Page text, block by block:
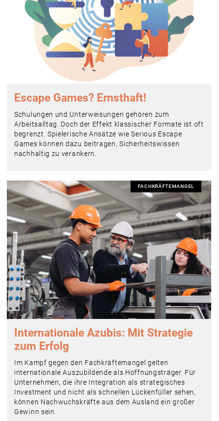
Escape Games? Ernsthaft!
Schulungen und Unterweisungen gehören zum
Arbeitsalltag. Doch der Effekt klassischer Formate ist oft
begrenzt. Spielerische Ansätze wie Serious Escape
Games können dazu beitragen, Sicherheitswissen
nachhaltig zu verankern.
FACHKRÄFTEMANGEL
Internationale Azubis: Mit Strategie
zum Erfolg
Im Kampf gegen den Fachkräftemangel gelten
internationale Auszubildende als Hoffnungsträger. Für
Unternehmen, die ihre Integration als strategisches
Investment und nicht als schnellen Lückenfüller sehen,
können Nachwuchskräfte aus dem Ausland ein großer
Gewinn sein.